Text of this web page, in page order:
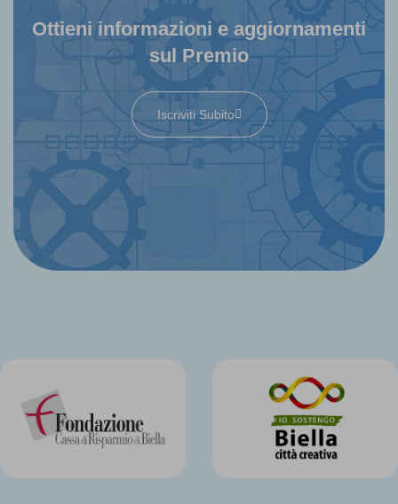
Ottieni informazioni e aggiornamenti
sul Premio
Iscriviti Subito